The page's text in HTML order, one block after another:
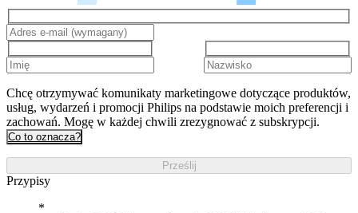
Chcę otrzymywać komunikaty marketingowe dotyczące produktów,
usług, wydarzeń i promocji Philips na podstawie moich preferencji i
zachowań. Mogę w każdej chwili zrezygnować z subskrypcji.
Co to oznacza?
Prześlij
Przypisy